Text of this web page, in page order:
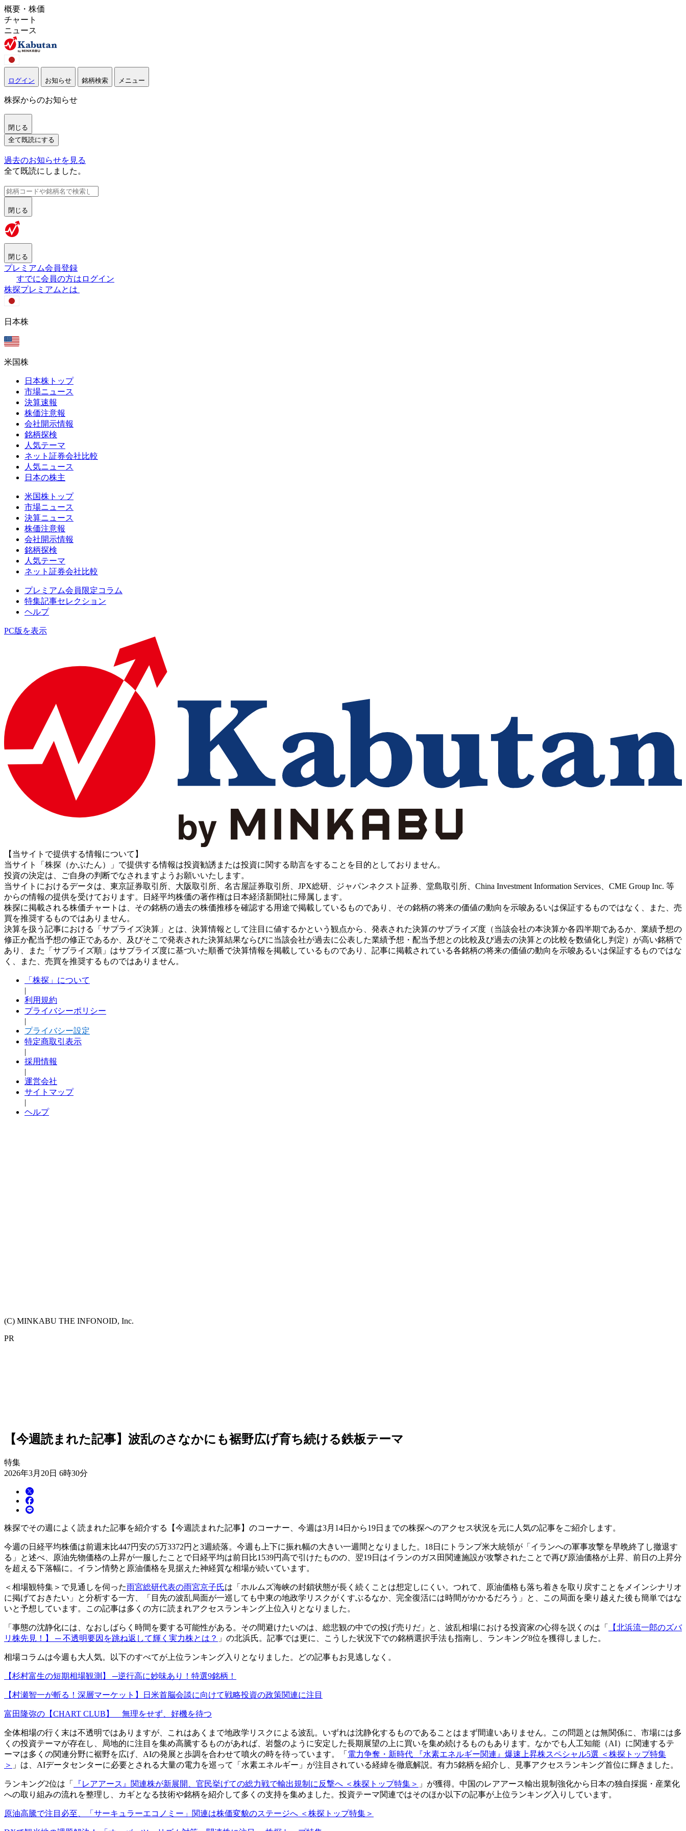
概要・株価
チャート
ニュース
ログイン お知らせ 銘柄検索 メニュー
株探からのお知らせ
閉じる
全て既読にする
過去のお知らせを見る
全て既読にしました。
閉じる
閉じる
プレミアム会員登録
すでに会員の方はログイン
株探プレミアムとは
日本株
米国株
日本株トップ
市場ニュース
決算速報
株価注意報
会社開示情報
銘柄探検
人気テーマ
ネット証券会社比較
人気ニュース
日本の株主
米国株トップ
市場ニュース
決算ニュース
株価注意報
会社開示情報
銘柄探検
人気テーマ
ネット証券会社比較
プレミアム会員限定コラム
特集記事セレクション
ヘルプ
PC版を表示
【当サイトで提供する情報について】
当サイト「株探（かぶたん）」で提供する情報は投資勧誘または投資に関する助言をすることを目的としておりません。
投資の決定は、ご自身の判断でなされますようお願いいたします。
当サイトにおけるデータは、東京証券取引所、大阪取引所、名古屋証券取引所、JPX総研、ジャパンネクスト証券、堂島取引所、China Investment Information Services、CME Group Inc. 等
からの情報の提供を受けております。日経平均株価の著作権は日本経済新聞社に帰属します。
株探に掲載される株価チャートは、その銘柄の過去の株価推移を確認する用途で掲載しているものであり、その銘柄の将来の価値の動向を示唆あるいは保証するものではなく、また、売
買を推奨するものではありません。
決算を扱う記事における「サプライズ決算」とは、決算情報として注目に値するかという観点から、発表された決算のサプライズ度（当該会社の本決算か各四半期であるか、業績予想の
修正か配当予想の修正であるか、及びそこで発表された決算結果ならびに当該会社が過去に公表した業績予想・配当予想との比較及び過去の決算との比較を数値化し判定）が高い銘柄で
あり、また「サプライズ順」はサプライズ度に基づいた順番で決算情報を掲載しているものであり、記事に掲載されている各銘柄の将来の価値の動向を示唆あるいは保証するものではな
く、また、売買を推奨するものではありません。
「株探」について
|
利用規約
プライバシーポリシー
|
プライバシー設定
特定商取引表示
|
採用情報
|
運営会社
サイトマップ
|
ヘルプ
(C) MINKABU THE INFONOID, Inc.
PR
【今週読まれた記事】波乱のさなかにも裾野広げ育ち続ける鉄板テーマ
特集
2026年3月20日 6時30分
株探でその週によく読まれた記事を紹介する【今週読まれた記事】のコーナー、今週は3月14日から19日までの株探へのアクセス状況を元に人気の記事をご紹介します。
今週の日経平均株価は前週末比447円安の5万3372円と3週続落。今週も上下に振れ幅の大きい一週間となりました。18日にトランプ米大統領が「イランへの軍事攻撃を早晩終了し撤退す
る」と述べ、原油先物価格の上昇が一服したことで日経平均は前日比1539円高で引けたものの、翌19日はイランのガス田関連施設が攻撃されたことで再び原油価格が上昇、前日の上昇分
を超える下落幅に。イラン情勢と原油価格を見据えた神経質な相場が続いています。
＜相場観特集＞で見通しを伺った雨宮総研代表の雨宮京子氏は「ホルムズ海峡の封鎖状態が長く続くことは想定しにくい。つれて、原油価格も落ち着きを取り戻すことをメインシナリオ
に掲げておきたい」と分析する一方、「目先の波乱局面が一巡しても中東の地政学リスクがくすぶるなか、完全復活には時間がかかるだろう」と、この局面を乗り越えた後も簡単ではな
いと予想しています。この記事は多くの方に読まれアクセスランキング上位入りとなりました。
「事態の沈静化には、なおしばらく時間を要する可能性がある。その間避けたいのは、総悲観の中での投げ売りだ」と、波乱相場における投資家の心得を説くのは「
【北浜流一郎のズバ
リ株先見！】 ─ 不透明要因を跳ね返して輝く実力株とは？ 」の北浜氏。記事では更に、こうした状況下での銘柄選択手法も指南し、ランキング8位を獲得しました。
相場コラムは今週も大人気。以下のすべてが上位ランキング入りとなりました。どの記事もお見逃しなく。
【杉村富生の短期相場観測】 ─逆行高に妙味あり！特選9銘柄！
【村瀬智一が斬る！深層マーケット】日米首脳会談に向けて戦略投資の政策関連に注目
富田隆弥の【CHART CLUB】 無理をせず、好機を待つ
全体相場の行く末は不透明ではありますが、これはあくまで地政学リスクによる波乱。いずれは沈静化するものであることはまず間違いありません。この問題とは無関係に、市場には多
くの投資テーマが存在し、局地的に注目を集め高騰するものがあれば、岩盤のように安定した長期展望の上に買いを集め続けるものもあります。なかでも人工知能（AI）に関連するテ
ーマは多くの関連分野に裾野を広げ、AIの発展と歩調を合わせて噴火の時を待っています。「 電力争奪・新時代 『水素エネルギー関連』爆速上昇株スペシャル5選 ＜株探トップ特集
＞ 」は、AIデータセンターに必要とされる大量の電力を巡って「水素エネルギー」が注目されている経緯を徹底解説。有力5銘柄を紹介し、見事アクセスランキング首位に輝きました。
ランキング2位は「 『レアアース』関連株が新展開、官民挙げての総力戦で輸出規制に反撃へ ＜株探トップ特集＞ 」が獲得。中国のレアアース輸出規制強化から日本の独自採掘・産業化
への取り組みの流れを整理し、カギとなる技術や銘柄を紹介して多くの支持を集めました。投資テーマ関連ではそのほか以下の記事が上位ランキング入りしています。
原油高騰で注目必至、「サーキュラーエコノミー」関連は株価変貌のステージへ ＜株探トップ特集＞